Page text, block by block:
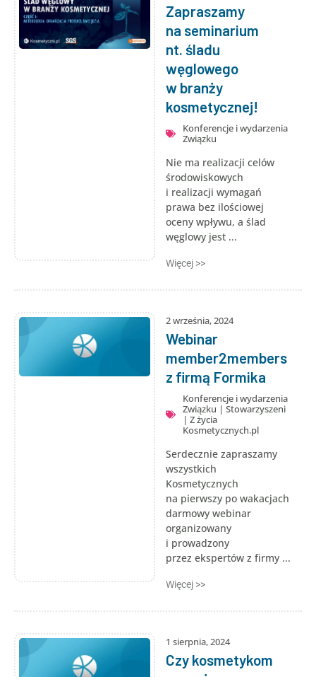
Zapraszamy
na seminarium
nt. śladu
węglowego
w branży
kosmetycznej!
Konferencje i wydarzenia
Związku
Nie ma realizacji celów
środowiskowych
i realizacji wymagań
prawa bez ilościowej
oceny wpływu, a ślad
węglowy jest ...
Więcej >>
2 września, 2024
Webinar
member2members
z firmą Formika
Konferencje i wydarzenia
Związku | Stowarzyszeni
| Z życia
Kosmetycznych.pl
Serdecznie zapraszamy
wszystkich
Kosmetycznych
na pierwszy po wakacjach
darmowy webinar
organizowany
i prowadzony
przez ekspertów z firmy ...
Więcej >>
1 sierpnia, 2024
Czy kosmetykom